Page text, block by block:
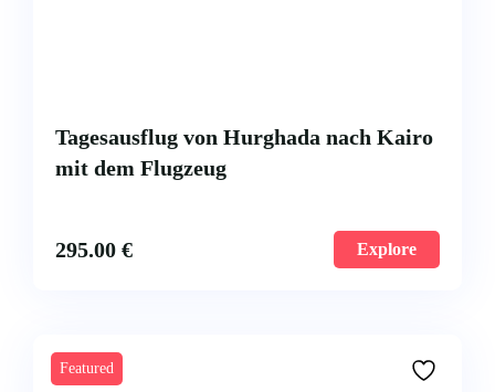
Tagesausflug von Hurghada nach Kairo
mit dem Flugzeug
295.00 € Explore
Featured